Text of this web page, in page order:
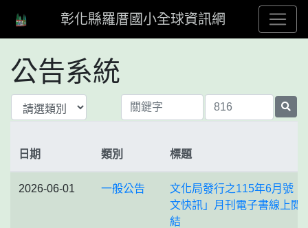
彰化縣羅厝國小全球資訊網
公告系統
日期 類別 標題
2026-06-01 一般公告
文化局發行之115年6月號「
文快訊」月刊電子書線上閱
結